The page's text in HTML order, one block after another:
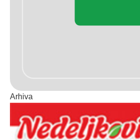
Arhiva